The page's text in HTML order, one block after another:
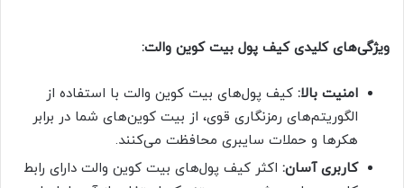
ویژگی‌های کلیدی کیف پول بیت کوین والت:
امنیت بالا: کیف پول‌های بیت کوین والت با استفاده از
الگوریتم‌های رمزنگاری قوی، از بیت کوین‌های شما در برابر
هکرها و حملات سایبری محافظت می‌کنند.
کاربری آسان: اکثر کیف پول‌های بیت کوین والت دارای رابط